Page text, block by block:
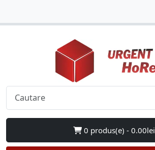
0 produs(e) - 0.00lei